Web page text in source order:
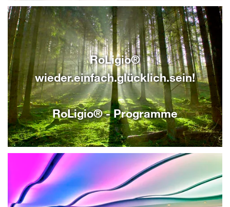
RoLigio®
wieder.einfach.glücklich.sein!
RoLigio® - Programme